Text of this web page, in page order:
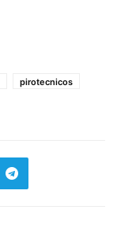
pirotecnicos